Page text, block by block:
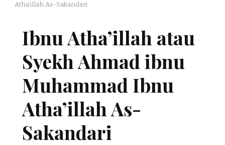
Atha’illah As-Sakandari
Ibnu Atha’illah atau
Syekh Ahmad ibnu
Muhammad Ibnu
Atha’illah As-
Sakandari